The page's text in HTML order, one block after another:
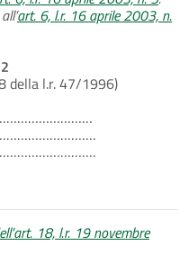
art. 6, l.r. 16 aprile 2003, n.
della l.r. 47/1996)
18, l.r. 19 novembre